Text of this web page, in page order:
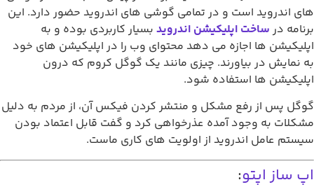
است و در تمامی گوشی های اندروید حضور دارد. این
درساخت اپلیکیشن اندرویدبسیار کاربردی بوده و به
ها اجازه می دهد محتوای وب را در اپلیکیشن های خود
در بیاورند. چیزی مانند یک گوگل کروم که درون
ها استفاده شود.
از رفع مشکل و منتشر کردن فیکس آن، از مردم به دلیل
به وجود آمده عذرخواهی کرد و گفت قابل اعتماد بودن
اندروید از اولویت های کاری ماست.
اپتو: